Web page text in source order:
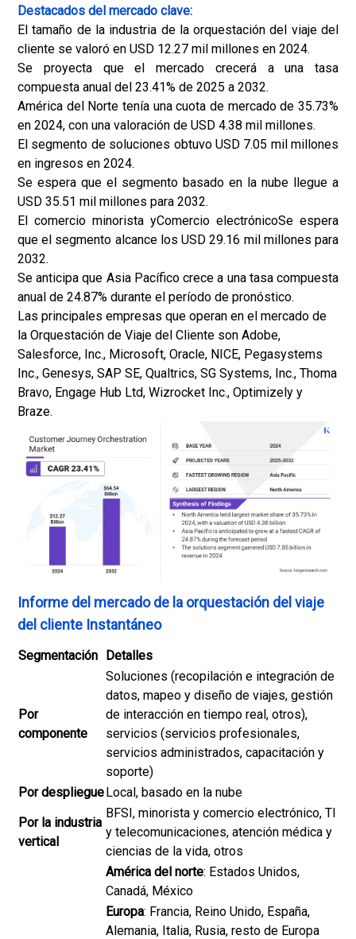
Destacados del mercado clave:
El tamaño de la industria de la orquestación del viaje del
cliente se valoró en USD 12.27 mil millones en 2024.
Se proyecta que el mercado crecerá a una tasa
compuesta anual del 23.41% de 2025 a 2032.
América del Norte tenía una cuota de mercado de 35.73%
en 2024, con una valoración de USD 4.38 mil millones.
El segmento de soluciones obtuvo USD 7.05 mil millones
en ingresos en 2024.
Se espera que el segmento basado en la nube llegue a
USD 35.51 mil millones para 2032.
El comercio minorista yComercio electrónicoSe espera
que el segmento alcance los USD 29.16 mil millones para
2032.
Se anticipa que Asia Pacífico crece a una tasa compuesta
anual de 24.87% durante el período de pronóstico.
Las principales empresas que operan en el mercado de
la Orquestación de Viaje del Cliente son Adobe,
Salesforce, Inc., Microsoft, Oracle, NICE, Pegasystems
Inc., Genesys, SAP SE, Qualtrics, SG Systems, Inc., Thoma
Bravo, Engage Hub Ltd, Wizrocket Inc., Optimizely y
Braze.
Informe del mercado de la orquestación del viaje
del cliente Instantáneo
Segmentación Detalles
Por
componente
Soluciones (recopilación e integración de
datos, mapeo y diseño de viajes, gestión
de interacción en tiempo real, otros),
servicios (servicios profesionales,
servicios administrados, capacitación y
soporte)
Por despliegueLocal, basado en la nube
Por la industria
vertical
BFSI, minorista y comercio electrónico, TI
y telecomunicaciones, atención médica y
ciencias de la vida, otros
América del norte: Estados Unidos,
Canadá, México
Europa: Francia, Reino Unido, España,
Alemania, Italia, Rusia, resto de Europa